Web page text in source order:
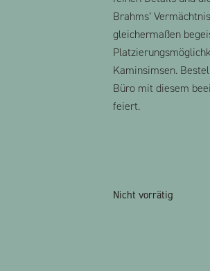
Brahms’
gleichermaßen
Kaminsimsen.
Büro mit diesem
feiert.
Nicht vorrätig